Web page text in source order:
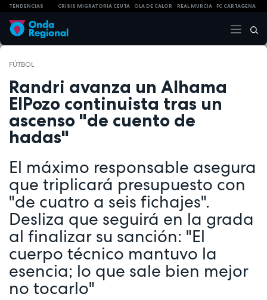
TENDENCIAS CRISIS MIGRATORIA CEUTA OLA DE CALOR REAL MURCIA FC CARTAGENA
FÚTBOL
Randri avanza un Alhama
ElPozo continuista tras un
ascenso "de cuento de
hadas"
El máximo responsable asegura
que triplicará presupuesto con
"de cuatro a seis fichajes".
Desliza que seguirá en la grada
al finalizar su sanción: "El
cuerpo técnico mantuvo la
esencia; lo que sale bien mejor
no tocarlo"